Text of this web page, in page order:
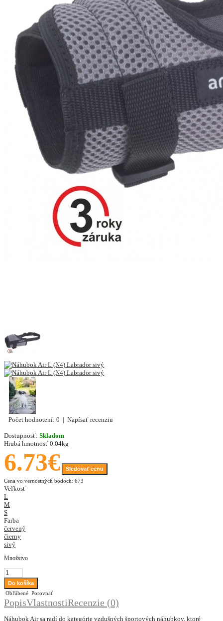
Počet hodnotení: 0 | Napísať recenziu
Dostupnosť: Skladom
Hrubá hmotnosť 0.04kg
6.73€
Sledovať cenu
Cena vo vernostných bodoch: 673
Veľkosť
L
M
S
Farba
červený
čierny
sivý
Množstvo
Obľúbené Porovnať
PopisVlastnostiRecenzie (0)
Náhubok Air sa radí do kategórie vzdušných športových náhubkov, ktoré